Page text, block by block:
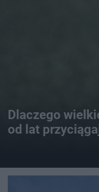
Dlaczego
od lat